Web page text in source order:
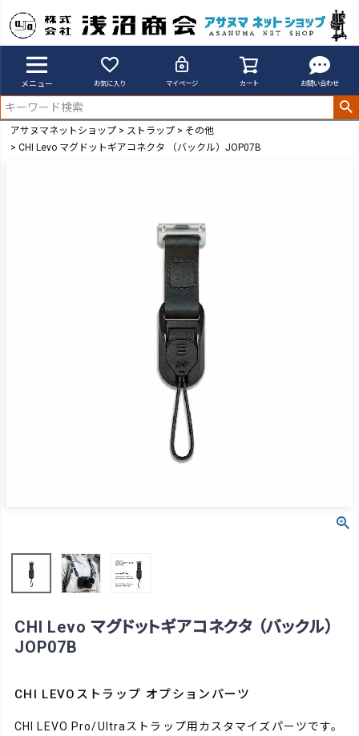
メニュー お気に入り マイページ カート お問い合わせ
アサヌマネットショップ ストラップ
その他
CHI Levo マグドットギアコネクタ （バックル）JOP07B
CHI Levo マグドットギアコネクタ （バックル）
JOP07B
CHI LEVOストラップ オプションパーツ
CHI LEVO Pro/Ultraストラップ用カスタマイズパーツです。